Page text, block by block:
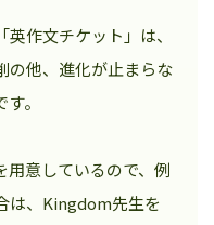
作文チケット」は、
の他、進化が止まらな
。
意しているので、例
は、Kingdom先生を